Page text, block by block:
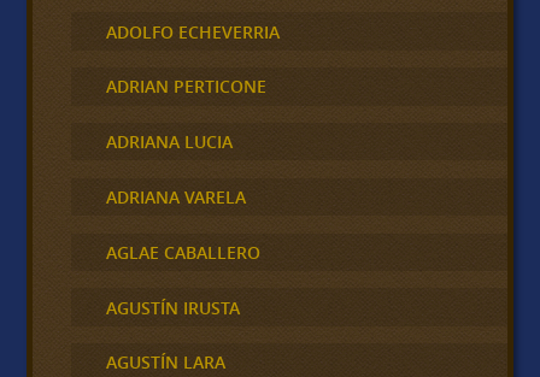
ADOLFO ECHEVERRIA
ADRIAN PERTICONE
ADRIANA LUCIA
ADRIANA VARELA
AGLAE CABALLERO
AGUSTÍN IRUSTA
AGUSTÍN LARA